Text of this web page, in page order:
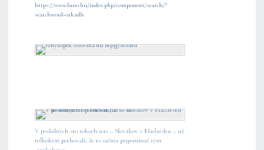
https://www.luno.hu/index.php/component/search/?
searchword=zrkadle
V posledných sto rokoch nás – Slovákov v Maďarsku – už
toľkokrát pochovali, že to začína pripomínať rým